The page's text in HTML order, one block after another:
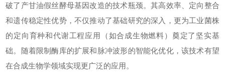
破了产甘油假丝酵母基因改造的技术瓶颈。其高效率、定向整合
和遗传稳定性优势，不仅推动了基础研究的深入，更为工业菌株
的定向育种和代谢工程应用（如合成生物燃料）奠定了坚实基
础。随着限制酶库的扩展和脉冲波形的智能化优化，该技术有望
在合成生物学领域实现更广泛的应用。